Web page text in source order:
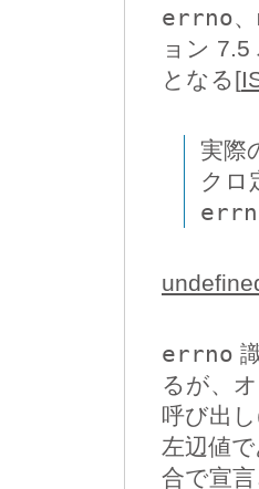
errno、
ョン
となる[
実際
クロ
errno
るが、
呼び出
左辺値
合で宣